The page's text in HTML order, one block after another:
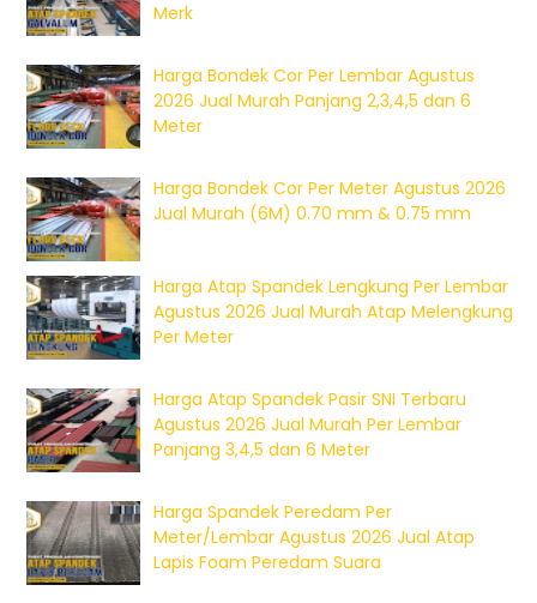
Merk
Harga Bondek Cor Per Lembar Agustus
2026 Jual Murah Panjang 2,3,4,5 dan 6
Meter
Harga Bondek Cor Per Meter Agustus 2026
Jual Murah (6M) 0.70 mm & 0.75 mm
Harga Atap Spandek Lengkung Per Lembar
Agustus 2026 Jual Murah Atap Melengkung
Per Meter
Harga Atap Spandek Pasir SNI Terbaru
Agustus 2026 Jual Murah Per Lembar
Panjang 3,4,5 dan 6 Meter
Harga Spandek Peredam Per
Meter/Lembar Agustus 2026 Jual Atap
Lapis Foam Peredam Suara